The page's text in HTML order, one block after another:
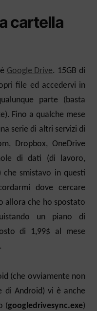
cartella
Google Drive. 15GB di
file ed accedervi in
parte (basta
Fino a qualche mese
serie di altri servizi di
Dropbox, OneDrive
di dati (di lavoro,
che smistavo in questi
dove cercare
allora che ho spostato
un piano di
di 1,99$ al mese
(che ovviamente non
di Android) vi è anche
(googledrivesync.exe)